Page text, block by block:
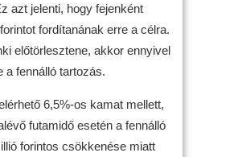
azt jelenti, hogy fejenként
fordítanának erre a célra.
előtörlesztene, akkor ennyivel
a fennálló tartozás.
6,5%-os kamat mellett,
futamidő esetén a fennálló
forintos csökkenése miatt